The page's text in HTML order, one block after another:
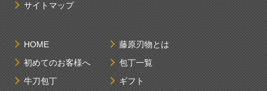
サイトマップ
HOME
初めてのお客様へ
牛刀包丁
藤原刃物とは
包丁一覧
ギフト